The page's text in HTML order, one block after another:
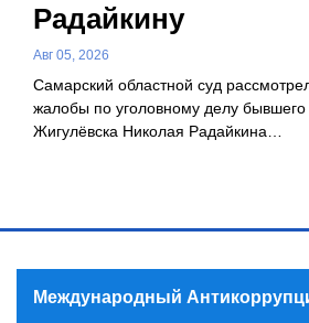
Радайкину
Авг 05, 2026
Самарский областной суд
жалобы по уголовному делу
Жигулёвска Николая Радайкина…
Международный